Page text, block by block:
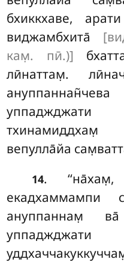
бхиккхаве,
виджамбхита̄
кам̣. пӣ.)]
лӣнаттам̣.
вепулла̄йа
14.
екадхаммампи
ануппаннам̣ ва̄